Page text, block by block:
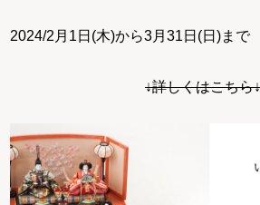
2024/2月1日(木)から3月31日(日)まで
↓詳しくはこちら↓